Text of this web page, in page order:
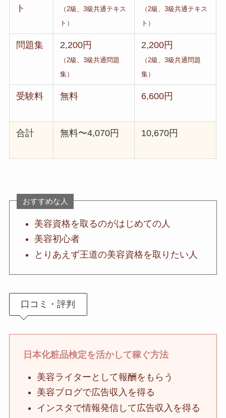
ト
（2級、3級共通テキス
ト）
（2級、3級共通テキス
ト）
問題集 2,200円
（2級、3級共通問題
集）
2,200円
（2級、3級共通問題
集）
受験料 無料 6,600円
合計 無料〜4,070円 10,670円
おすすめな人
美容資格を取るのがはじめての人
美容初心者
とりあえず王道の美容資格を取りたい人
口コミ・評判
日本化粧品検定を活かして稼ぐ方法
美容ライターとして報酬をもらう
美容ブログで広告収入を得る
インスタで情報発信して広告収入を得る